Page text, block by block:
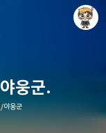
웅군.
야웅군